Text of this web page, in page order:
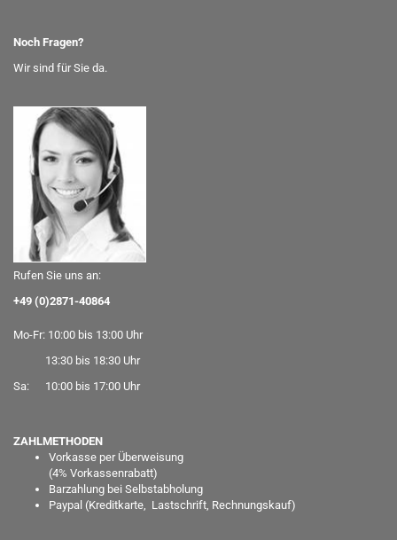
Noch Fragen?
Wir sind für Sie da.
Rufen Sie uns an:
+49 (0)2871-40864
Mo-Fr: 10:00 bis 13:00 Uhr
13:30 bis 18:30 Uhr
Sa: 10:00 bis 17:00 Uhr
ZAHLMETHODEN
Vorkasse per Überweisung
(4% Vorkassenrabatt)
Barzahlung bei Selbstabholung
Paypal (Kreditkarte, Lastschrift, Rechnungskauf)